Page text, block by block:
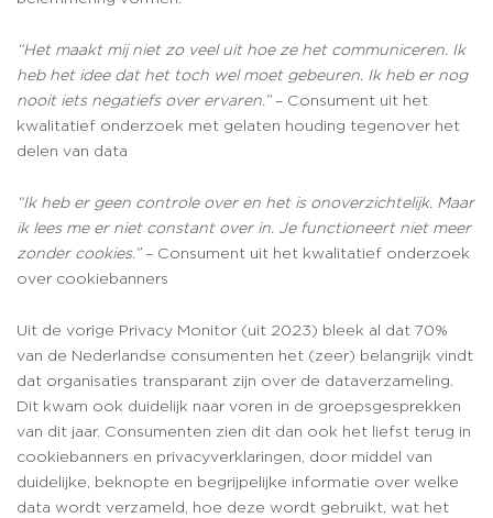
“Het maakt mij niet zo veel uit hoe ze het communiceren. Ik
heb het idee dat het toch wel moet gebeuren. Ik heb er nog
nooit iets negatiefs over ervaren.”– Consument uit het
kwalitatief onderzoek met gelaten houding tegenover het
delen van data
“Ik heb er geen controle over en het is onoverzichtelijk. Maar
ik lees me er niet constant over in. Je functioneert niet meer
zonder cookies.”– Consument uit het kwalitatief onderzoek
over cookiebanners
Uit de vorige Privacy Monitor (uit 2023) bleek al dat 70%
van de Nederlandse consumenten het (zeer) belangrijk vindt
dat organisaties transparant zijn over de dataverzameling.
Dit kwam ook duidelijk naar voren in de groepsgesprekken
van dit jaar. Consumenten zien dit dan ook het liefst terug in
cookiebanners en privacyverklaringen, door middel van
duidelijke, beknopte en begrijpelijke informatie over welke
data wordt verzameld, hoe deze wordt gebruikt, wat het